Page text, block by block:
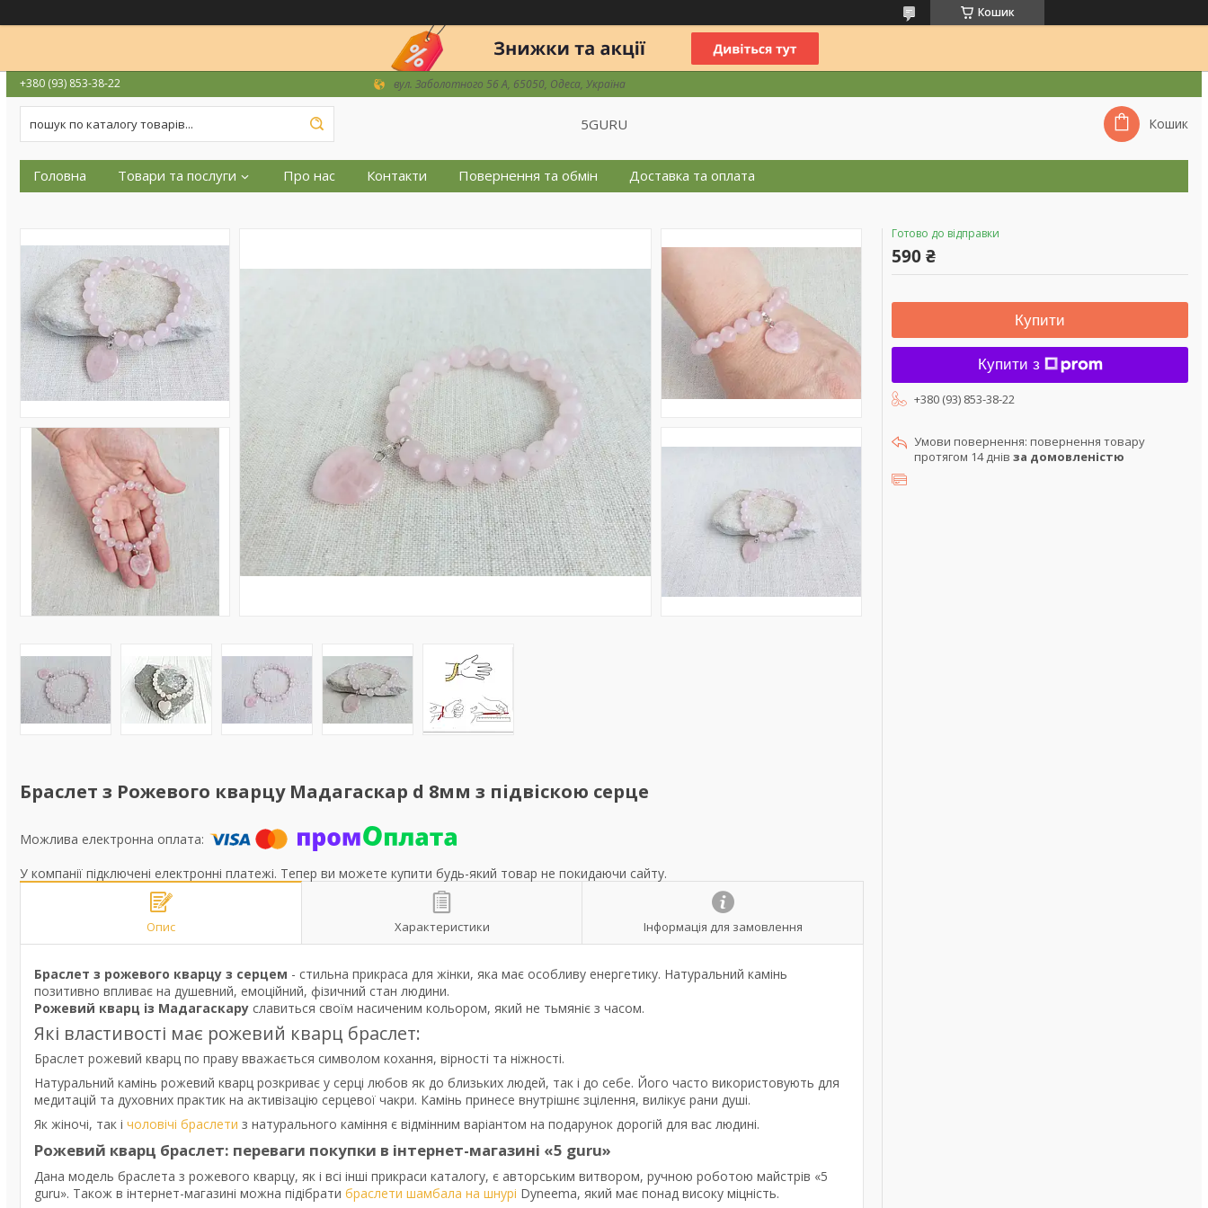
Кошик
+380 (93) 853-38-22 вул. Заболотного 56 А, 65050, Одеса, Україна
5GURU Кошик
Головна Товари та послуги Про нас Контакти Повернення та обмін Доставка та оплата
Браслет з Рожевого кварцу Мадагаскар d 8мм з підвіскою серце
У компанії підключені електронні платежі. Тепер ви можете купити будь-який товар не покидаючи сайту.
Опис Характеристики Інформація для замовлення
Браслет з рожевого кварцу з серцем - стильна прикраса для жінки, яка має особливу енергетику. Натуральний камінь
позитивно впливає на душевний, емоційний, фізичний стан людини.
Рожевий кварц із Мадагаскару славиться своїм насиченим кольором, який не тьмяніє з часом.
Які властивості має рожевий кварц браслет:
Браслет рожевий кварц по праву вважається символом кохання, вірності та ніжності.
Натуральний камінь рожевий кварц розкриває у серці любов як до близьких людей, так і до себе. Його часто використовують для
медитацій та духовних практик на активізацію серцевої чакри. Камінь принесе внутрішнє зцілення, вилікує рани душі.
Як жіночі, так і чоловічі браслети з натурального каміння є відмінним варіантом на подарунок дорогій для вас людині.
Рожевий кварц браслет: переваги покупки в інтернет-магазині «5 guru»
Дана модель браслета з рожевого кварцу, як і всі інші прикраси каталогу, є авторським витвором, ручною роботою майстрів «5
guru». Також в інтернет-магазині можна підібрати браслети шамбала на шнурі Dyneema, який має понад високу міцність.
Готово до відправки
590 ₴
Купити
Купити з
+380 (93) 853-38-22
повернення товару
протягом 14 днів за домовленістю